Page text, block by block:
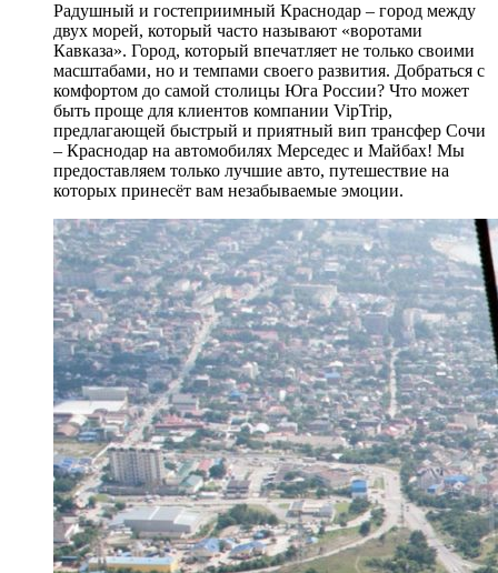
Радушный и гостеприимный Краснодар – город между
двух морей, который часто называют «воротами
Кавказа». Город, который впечатляет не только своими
масштабами, но и темпами своего развития. Добраться с
комфортом до самой столицы Юга России? Что может
быть проще для клиентов компании VipTrip,
предлагающей быстрый и приятный вип трансфер Сочи
– Краснодар на автомобилях Мерседес и Майбах! Мы
предоставляем только лучшие авто, путешествие на
которых принесёт вам незабываемые эмоции.